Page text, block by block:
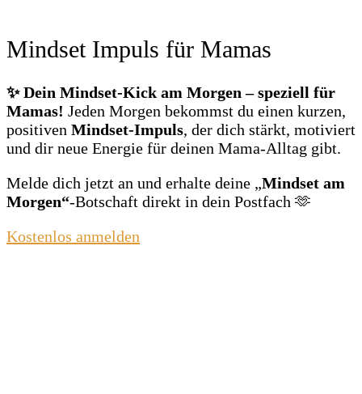
Mindset Impuls für Mamas
✨ Dein Mindset‑Kick am Morgen – speziell für
Mamas! Jeden Morgen bekommst du einen kurzen,
positiven Mindset‑Impuls, der dich stärkt, motiviert
und dir neue Energie für deinen Mama‑Alltag gibt.
Melde dich jetzt an und erhalte deine „Mindset am
Morgen“‑Botschaft direkt in dein Postfach 🫶
Kostenlos anmelden